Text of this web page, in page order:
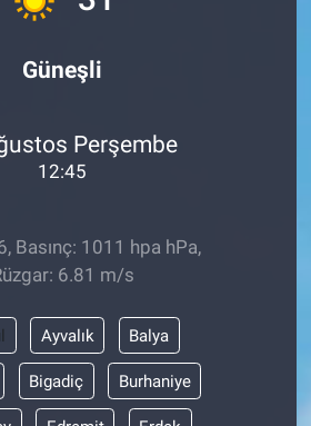
Güneşli
Perşembe
12:45
Basınç: 1011 hpa hPa,
6.81 m/s
Ayvalık Balya
Bigadiç Burhaniye